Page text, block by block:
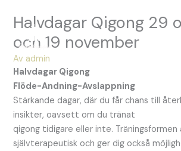
Halvdagar Qigong 29
och 19 november
Av admin
Halvdagar Qigong
Flöde-Andning-Avslappning
Stärkande dagar, där du får chans till
insikter, oavsett om du tränat
qigong tidigare eller inte. Träningsformen
självterapeutisk och ger dig också